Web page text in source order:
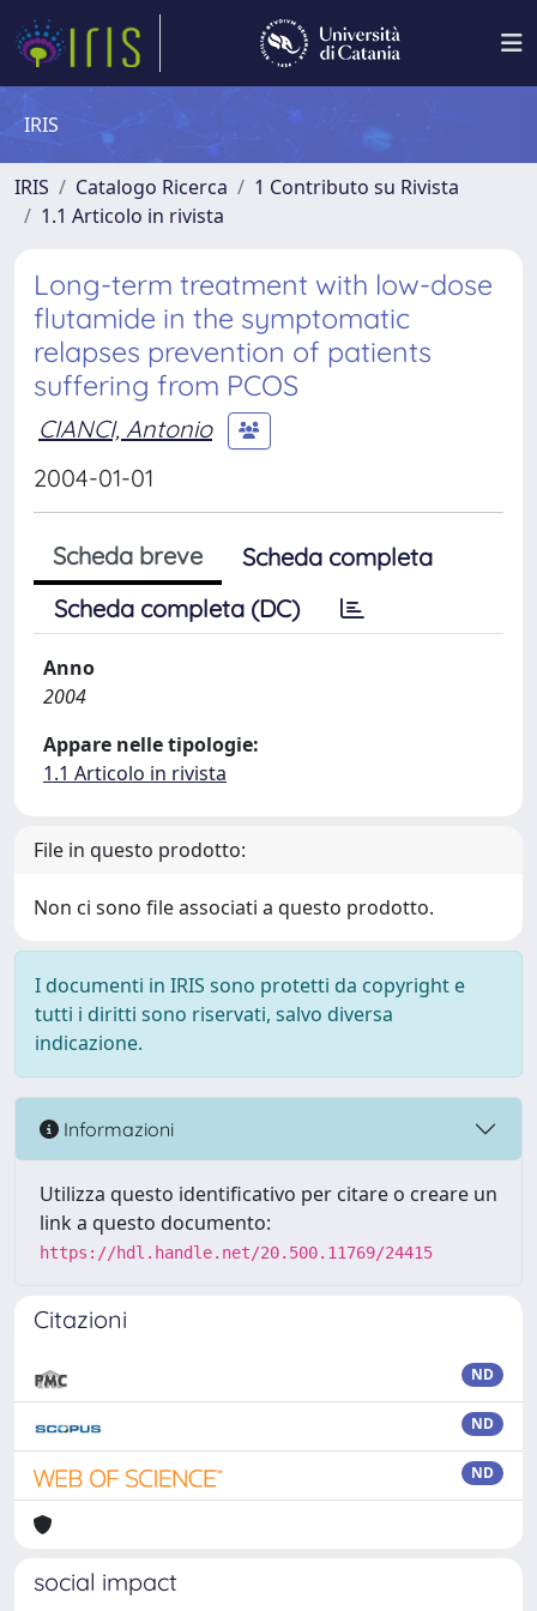
IRIS
IRIS Catalogo Ricerca
1 Contributo su Rivista
1.1 Articolo in rivista
Long-term treatment with low-dose
flutamide in the symptomatic
relapses prevention of patients
suffering from PCOS
CIANCI, Antonio
2004-01-01
Scheda breve
Scheda completa
Scheda completa (DC)
Anno
2004
Appare nelle tipologie:
1.1 Articolo in rivista
File in questo prodotto:
Non ci sono file associati a questo prodotto.
I documenti in IRIS sono protetti da copyright e
tutti i diritti sono riservati, salvo diversa
indicazione.
Informazioni
Utilizza questo identificativo per citare o creare un
link a questo documento:
https://hdl.handle.net/20.500.11769/24415
Citazioni
ND
ND
ND
social impact